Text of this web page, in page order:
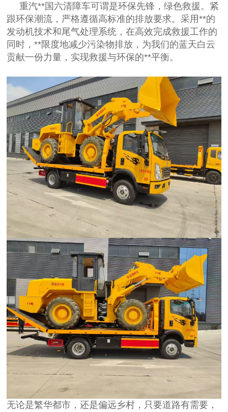
重汽**国六清障车可谓是环保先锋，绿色救援。紧
跟环保潮流，严格遵循高标准的排放要求。采用**的
发动机技术和尾气处理系统，在高效完成救援工作的
同时，**限度地减少污染物排放，为我们的蓝天白云
贡献一份力量，实现救援与环保的**平衡。
无论是繁华都市，还是偏远乡村，只要道路有需要，